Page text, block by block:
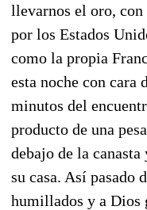
llevarnos el oro,
por los Estados
como la propia
esta noche con cara
minutos del
producto de una
debajo de la
su casa. Así pasado
humillados y a Dios